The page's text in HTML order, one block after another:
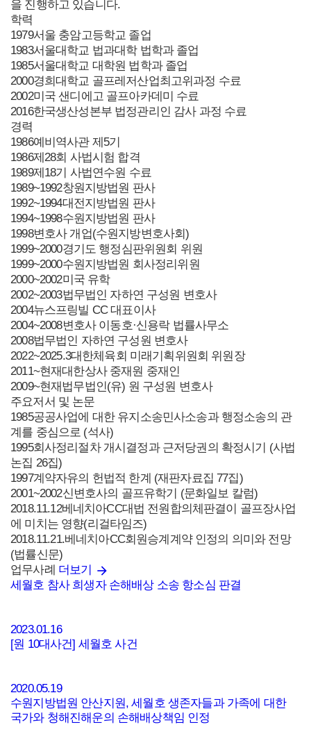
을 진행하고 있습니다.
학력
1979서울 충암고등학교 졸업
1983서울대학교 법과대학 법학과 졸업
1985서울대학교 대학원 법학과 졸업
2000경희대학교 골프레저산업최고위과정 수료
2002미국 샌디에고 골프아카데미 수료
2016한국생산성본부 법정관리인 감사 과정 수료
경력
1986예비역사관 제5기
1986제28회 사법시험 합격
1989제18기 사법연수원 수료
1989~1992창원지방법원 판사
1992~1994대전지방법원 판사
1994~1998수원지방법원 판사
1998변호사 개업(수원지방변호사회)
1999~2000경기도 행정심판위원회 위원
1999~2000수원지방법원 회사정리위원
2000~2002미국 유학
2002~2003법무법인 자하연 구성원 변호사
2004뉴스프링빌 CC 대표이사
2004~2008변호사 이동호·신용락 법률사무소
2008법무법인 자하연 구성원 변호사
2022~2025.3대한체육회 미래기획위원회 위원장
2011~현재대한상사 중재원 중재인
2009~현재법무법인(유) 원 구성원 변호사
주요저서 및 논문
1985공공사업에 대한 유지소송민사소송과 행정소송의 관
계를 중심으로 (석사)
1995회사정리절차 개시결정과 근저당권의 확정시기 (사법
논집 26집)
1997계약자유의 헌법적 한계 (재판자료집 77집)
2001~2002신변호사의 골프유학기 (문화일보 칼럼)
2018.11.12베네치아CC대법 전원합의체판결이 골프장사업
에 미치는 영향(리걸타임즈)
2018.11.21.베네치아CC회원승계계약 인정의 의미와 전망
(법률신문)
업무사례 더보기
세월호 참사 희생자 손해배상 소송 항소심 판결
2023.01.16
[원 10대사건] 세월호 사건
2020.05.19
수원지방법원 안산지원, 세월호 생존자들과 가족에 대한
국가와 청해진해운의 손해배상책임 인정